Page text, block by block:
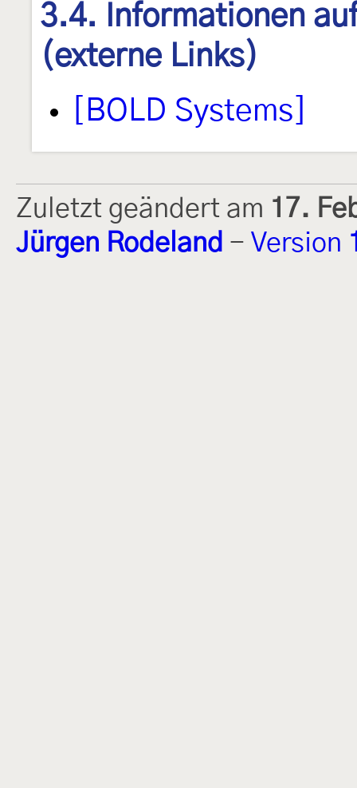
3.4. Informationen
(externe Links)
[BOLD Systems]
Zuletzt geändert am 17.
Jürgen Rodeland - Version